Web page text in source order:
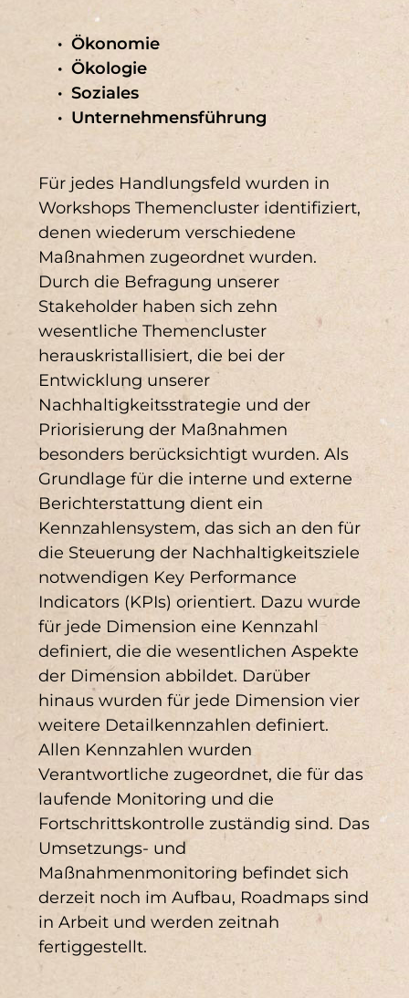
Ökonomie
Ökologie
Soziales
Unternehmensführung
Für jedes Handlungsfeld wurden in
Workshops Themencluster identifiziert,
denen wiederum verschiedene
Maßnahmen zugeordnet wurden.
Durch die Befragung unserer
Stakeholder haben sich zehn
wesentliche Themencluster
herauskristallisiert, die bei der
Entwicklung unserer
Nachhaltigkeitsstrategie und der
Priorisierung der Maßnahmen
besonders berücksichtigt wurden. Als
Grundlage für die interne und externe
Berichterstattung dient ein
Kennzahlensystem, das sich an den für
die Steuerung der Nachhaltigkeitsziele
notwendigen Key Performance
Indicators (KPIs) orientiert. Dazu wurde
für jede Dimension eine Kennzahl
definiert, die die wesentlichen Aspekte
der Dimension abbildet. Darüber
hinaus wurden für jede Dimension vier
weitere Detailkennzahlen definiert.
Allen Kennzahlen wurden
Verantwortliche zugeordnet, die für das
laufende Monitoring und die
Fortschrittskontrolle zuständig sind. Das
Umsetzungs- und
Maßnahmenmonitoring befindet sich
derzeit noch im Aufbau, Roadmaps sind
in Arbeit und werden zeitnah
fertiggestellt.